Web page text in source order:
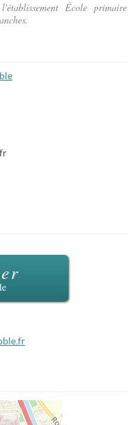
École primaire